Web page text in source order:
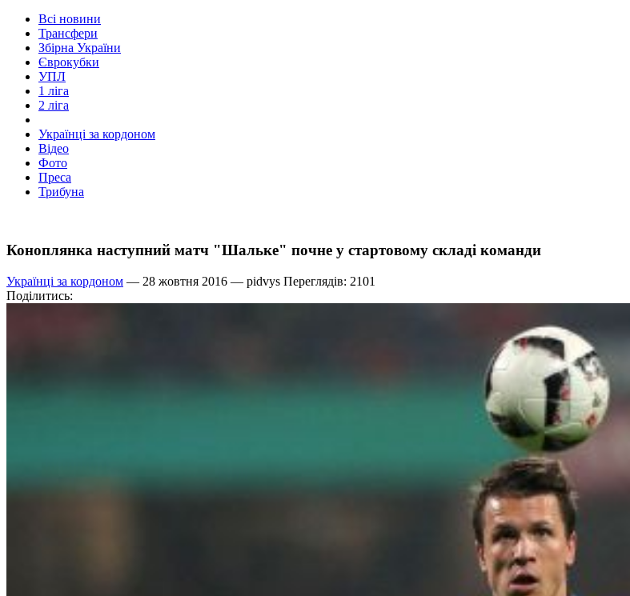
Всі новини
Трансфери
Збірна України
Єврокубки
УПЛ
1 ліга
2 ліга
Українці за кордоном
Відео
Фото
Преса
Трибуна
Коноплянка наступний матч "Шальке" почне у стартовому складі команди
Українці за кордоном — 28 жовтня 2016 — pidvys Переглядів: 2101
Поділитись: